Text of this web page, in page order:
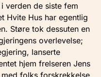
verden de siste fem
Hvite Hus har egentlig
Støre tok dessuten en
overlevelse;
lanserte
hjem frelseren Jens